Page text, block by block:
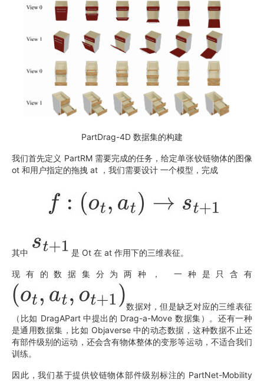
PartDrag-4D 数据集的构建
我们首先定义 PartRM 需要完成的任务，给定单张铰链物体的图像
ot 和用户指定的拖拽 at ，我们需要设计 一个模型，完成
其中 是 Ot 在 at 作用下的三维表征。
现有的数据集分为两种， 一种是只含有
数据对，但是缺乏对应的三维表征
（比如 DragAPart 中提出的 Drag-a-Move 数据集）。还有一种
是通用数据集，比如 Objaverse 中的动态数据，这种数据不止还
有部件级别的运动，还会含有物体整体的变形等运动，不适合我们
训练。
因此，我们基于提供铰链物体部件级别标注的 PartNet-Mobility